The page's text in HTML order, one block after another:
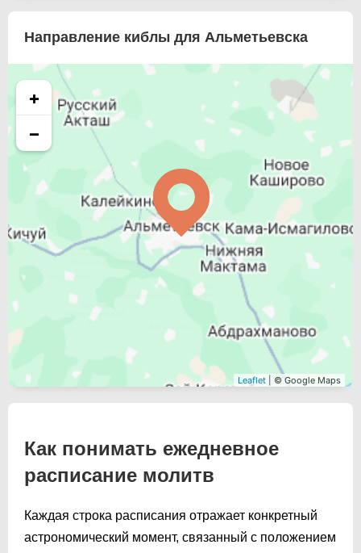
Направление киблы для Альметьевска
+
−
Leaflet | © Google Maps
Как понимать ежедневное
расписание молитв
Каждая строка расписания отражает конкретный
астрономический момент, связанный с положением